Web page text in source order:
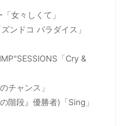
女々しくて」
ンドコ パラダイス」
「Cry &
チャンス」
階段』優勝者)「Sing」